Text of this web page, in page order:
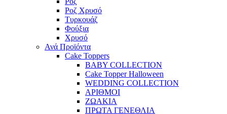
Ροζ Χρυσό
Τυρκουάζ
Φούξια
Χρυσό
Ανά Προϊόντα
Cake Toppers
BABY COLLECTION
Cake Topper Halloween
WEDDING COLLECTION
ΑΡΙΘΜΟΙ
ΖΩΑΚΙΑ
ΠΡΩΤΑ ΓΕΝΕΘΛΙΑ